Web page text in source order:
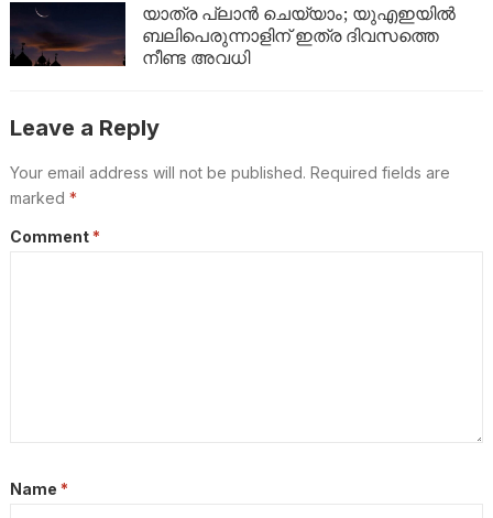
യാത്ര പ്ലാൻ ചെയ്യാം; യുഎഇയിൽ
ബലിപെരുന്നാളിന് ഇത്ര ദിവസത്തെ
നീണ്ട അവധി
Leave a Reply
Your email address will not be published. Required fields are
marked *
Comment *
Name *